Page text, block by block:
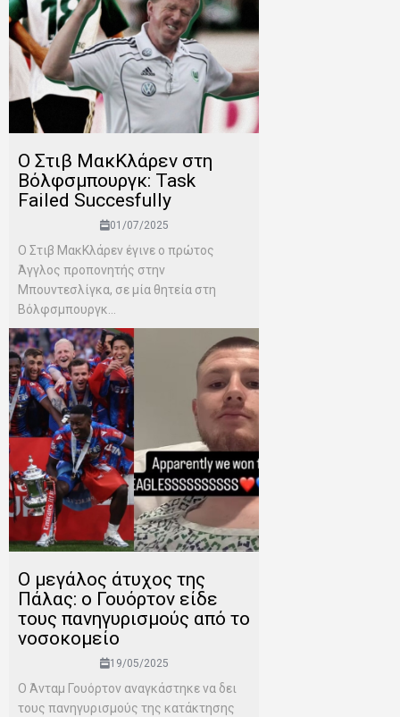
Ο Στιβ ΜακΚλάρεν στη
Βόλφσμπουργκ: Task
Failed Succesfully
01/07/2025
Ο Στιβ ΜακΚλάρεν έγινε ο πρώτος
Άγγλος προπονητής στην
Μπουντεσλίγκα, σε μία θητεία στη
Βόλφσμπουργκ...
Ο μεγάλος άτυχος της
Πάλας: ο Γουόρτον είδε
τους πανηγυρισμούς από το
νοσοκομείο
19/05/2025
Ο Άνταμ Γουόρτον αναγκάστηκε να δει
τους πανηγυρισμούς της κατάκτησης